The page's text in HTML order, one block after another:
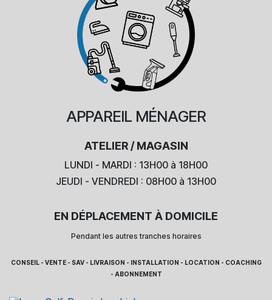
APPAREIL MÉNAGER
ATELIER / MAGASIN
LUNDI - MARDI : 13H00 à 18H00
JEUDI - VENDREDI : 08H00 à 13H00
EN DÉPLACEMENT À DOMICILE
Pendant les autres tranches horaires
CONSEIL - VENTE - SAV - LIVRAISON - INSTALLATION - LOCATION - COACHING
- ABONNEMENT